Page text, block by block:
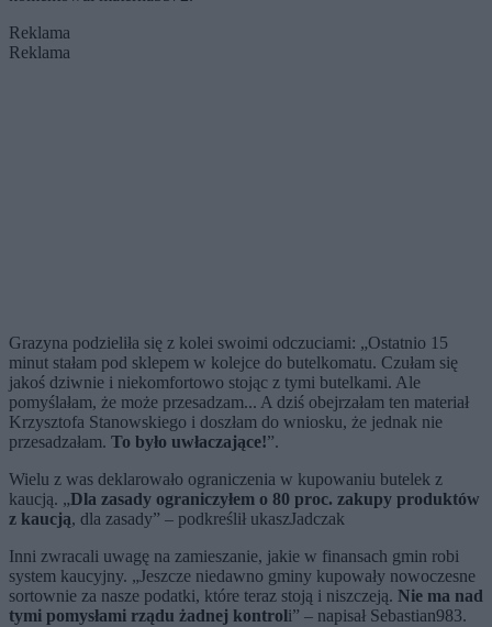
Reklama
Reklama
Grazyna podzieliła się z kolei swoimi odczuciami: „Ostatnio 15
minut stałam pod sklepem w kolejce do butelkomatu. Czułam się
jakoś dziwnie i niekomfortowo stojąc z tymi butelkami. Ale
pomyślałam, że może przesadzam... A dziś obejrzałam ten materiał
Krzysztofa Stanowskiego i doszłam do wniosku, że jednak nie
przesadzałam. To było uwłaczające!”.
Wielu z was deklarowało ograniczenia w kupowaniu butelek z
kaucją. „Dla zasady ograniczyłem o 80 proc. zakupy produktów
z kaucją, dla zasady” – podkreślił ukaszJadczak
Inni zwracali uwagę na zamieszanie, jakie w finansach gmin robi
system kaucyjny. „Jeszcze niedawno gminy kupowały nowoczesne
sortownie za nasze podatki, które teraz stoją i niszczeją. Nie ma nad
tymi pomysłami rządu żadnej kontroli” – napisał Sebastian983.